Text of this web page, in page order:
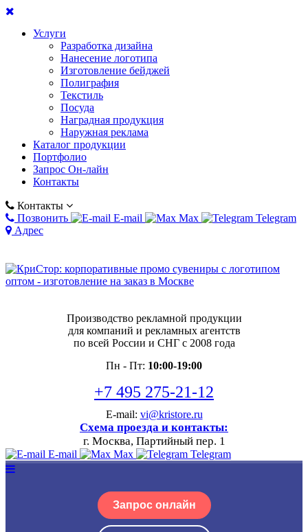
Услуги
Разработка дизайна
Нанесение логотипа
Изготовление бейджей
Полиграфия
Текстиль
Посуда
Наградная продукция
Наружная реклама
Каталог продукции
Портфолио
Запрос Он-лайн
Контакты
Контакты
Позвонить
E-mail Max
Telegram
Адрес
Производство рекламной продукции
для компаний и рекламных агентств
по всей России и СНГ с 2008 года
Пн - Пт: 10:00-19:00
+7 495 275-21-12
E-mail: vi@kristore.ru
Схема проезда и контакты:
г. Москва, Партийный пер. 1
E-mail Max Telegram
Запрос онлайн